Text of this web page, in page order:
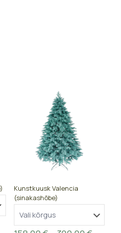
Kunstkuusk Valencia
(sinakashõbe)